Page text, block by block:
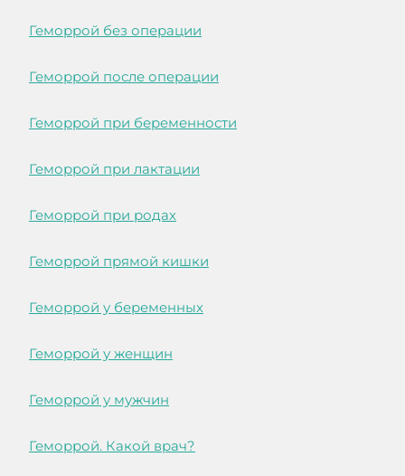
Геморрой без операции
Геморрой после операции
Геморрой при беременности
Геморрой при лактации
Геморрой при родах
Геморрой прямой кишки
Геморрой у беременных
Геморрой у женщин
Геморрой у мужчин
Геморрой. Какой врач?